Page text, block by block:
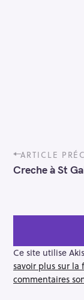
P
o
s
a
g
a
t
i
ARTICLE
Creche à St
Ce site utilise
savoir plus sur la
commentaires